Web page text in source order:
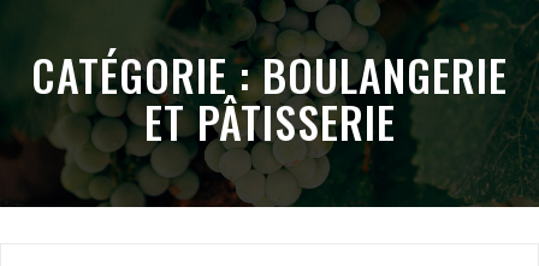
CATÉGORIE :BOULANGERIE
ET PÂTISSERIE